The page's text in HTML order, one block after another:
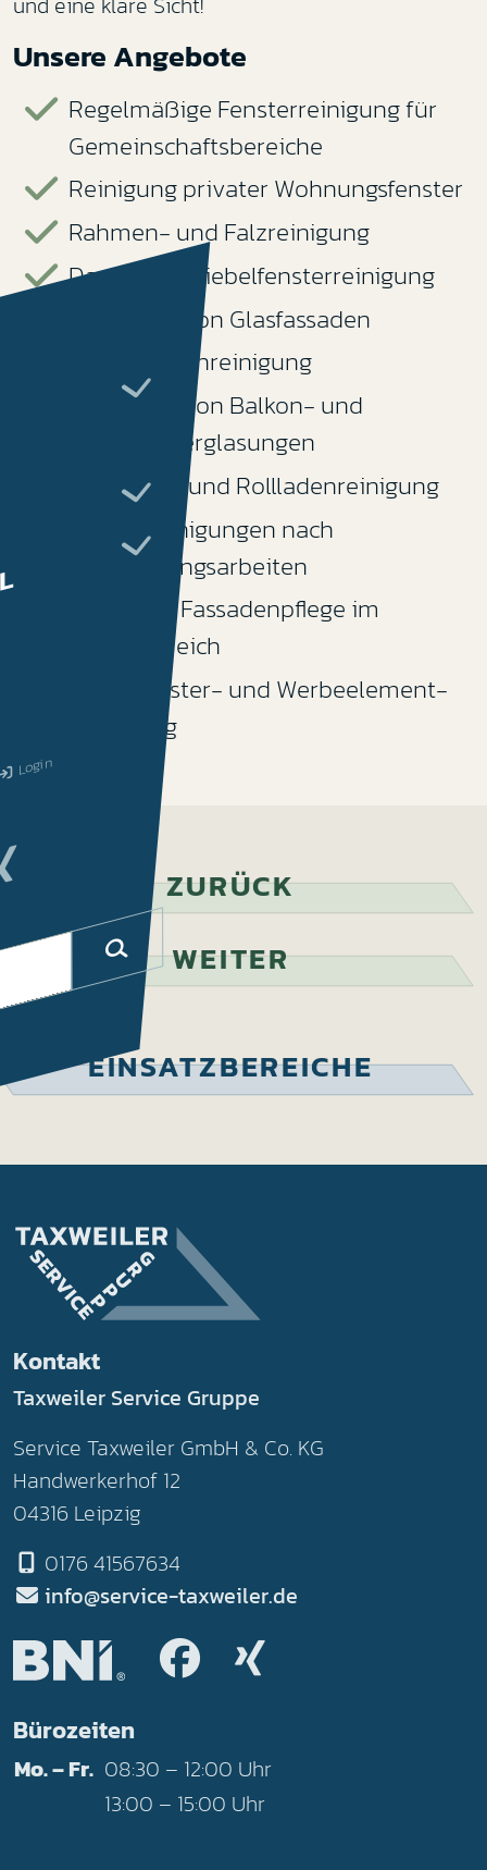
Login
Xing
Unsere Angebote
Regelmäßige Fensterreinigung für
Gemeinschaftsbereiche
Reinigung privater Wohnungsfenster
Rahmen- und Falzreinigung
Dach- und Giebelfensterreinigung
Reinigung von Glasfassaden
Wintergartenreinigung
Reinigung von Balkon- und
Terrassenverglasungen
Jalousien- und Rollladenreinigung
Sonderreinigungen nach
Renovierungsarbeiten
Glas- und Fassadenpflege im
Außenbereich
Schaufenster- und Werbeelement-
Reinigung
EINSATZBEREICHE
WEITER
ZURÜCK
Kontakt
Taxweiler Service Gruppe
Service Taxweiler GmbH & Co. KG
Handwerkerhof 12
04316 Leipzig
0176 41567634
info@service-taxweiler.de
FacebookXing
Bürozeiten
Mo. – Fr. 08:30 – 12:00 Uhr
13:00 – 15:00 Uhr